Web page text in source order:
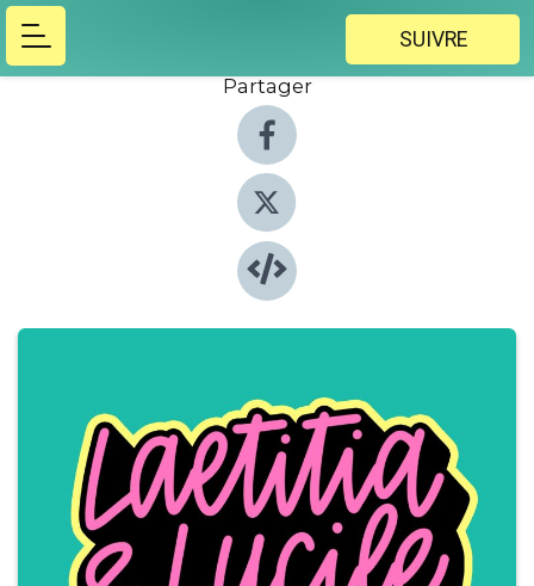
SUIVRE
Partager